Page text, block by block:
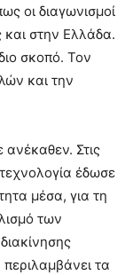
οι διαγωνισμοί
και στην Ελλάδα.
σκοπό. Τον
και την
Στις
έδωσε
μέσα, για τη
των
τα